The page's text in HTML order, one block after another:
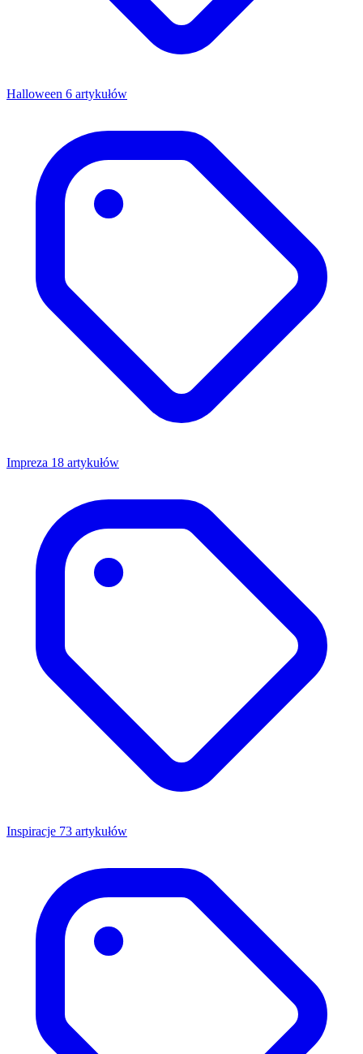
Halloween 6 artykułów
Impreza 18 artykułów
Inspiracje 73 artykułów